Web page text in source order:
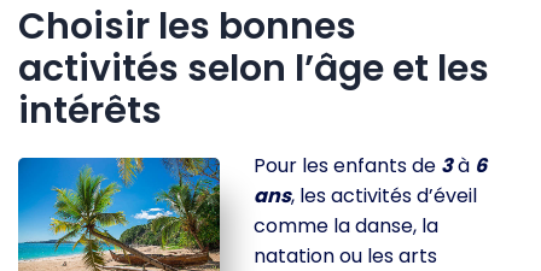
Choisir les bonnes
activités selon l’âge et les
intérêts
Pour les enfants de 3à 6
ans, les activités d’éveil
comme la danse, la
natation ou les arts